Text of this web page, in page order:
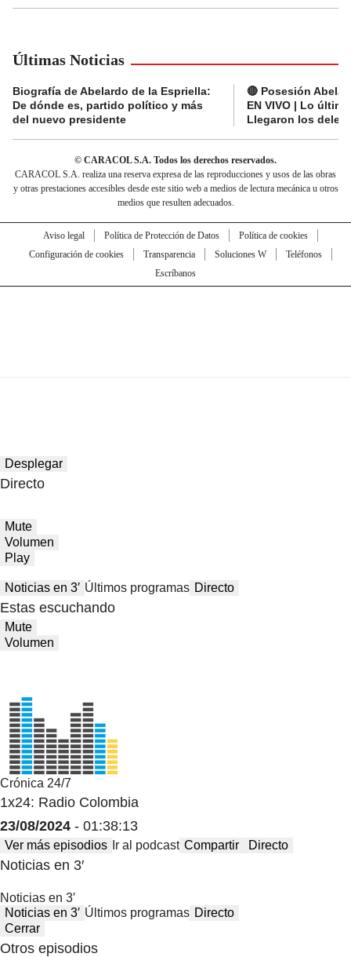
Últimas Noticias
Biografía de Abelardo de la Espriella:
De dónde es, partido político y más
del nuevo presidente
🔴 Posesión
EN VIVO | Lo
Llegaron los
© CARACOL S.A. Todos los derechos reservados.
CARACOL S.A. realiza una reserva expresa de las reproducciones y usos de las obras
y otras prestaciones accesibles desde este sitio web a medios de lectura mecánica u otros
medios que resulten adecuados.
Aviso legal Política de Protección de Datos
Política de cookies
Configuración de cookies
Transparencia Soluciones W
Teléfonos
Escríbanos
Desplegar
Directo
Mute
Volumen
Play
Noticias en 3′ Últimos programas Directo
Estas escuchando
Mute
Volumen
Crónica 24/7
1x24: Radio Colombia
23/08/2024 - 01:38:13
Ver más episodios Ir al podcast Compartir Directo
Noticias en 3′
Noticias en 3′
Noticias en 3′ Últimos programas Directo
Cerrar
Otros episodios